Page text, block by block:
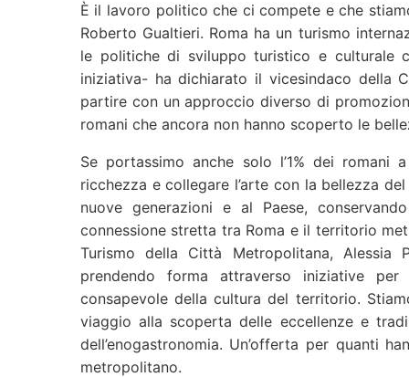
È il lavoro politico che ci compete e che
Roberto Gualtieri. Roma ha un turismo
le politiche di sviluppo turistico e culturale
iniziativa- ha dichiarato il vicesindaco della
partire con un approccio diverso di
romani che ancora non hanno scoperto le
Se portassimo anche solo l’1% dei
ricchezza e collegare l’arte con la bellezza
nuove generazioni e al Paese,
connessione stretta tra Roma e il territorio
Turismo della Città Metropolitana,
prendendo forma attraverso iniziative
consapevole della cultura del territorio.
viaggio alla scoperta delle eccellenze e
dell’enogastronomia. Un’offerta per quanti
metropolitano.